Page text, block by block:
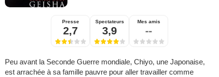
Presse
2,7
Spectateurs
3,9
Mes amis
--
Peu avant la Seconde Guerre mondiale, Chiyo, une Japonaise,
est arrachée à sa famille pauvre pour aller travailler comme